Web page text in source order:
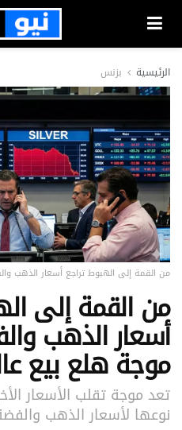
الرئيسية بزنس
من القمة إلى الهبوط تراجع أسعار الذهب
من القمة إلى
أسعار الذهب
موجة هلع بيع
تعد موجة تقلب الأسعار
نوعها لأسعار الذهب